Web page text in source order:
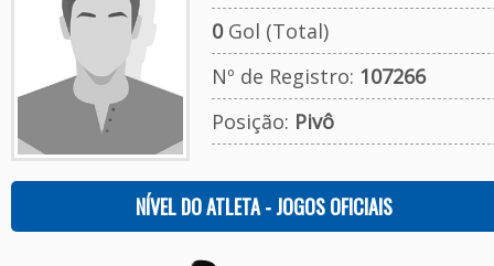
0Gol (Total)
Nº de Registro: 107266
Posição: Pivô
NÍVEL DO ATLETA - JOGOS OFICIAIS